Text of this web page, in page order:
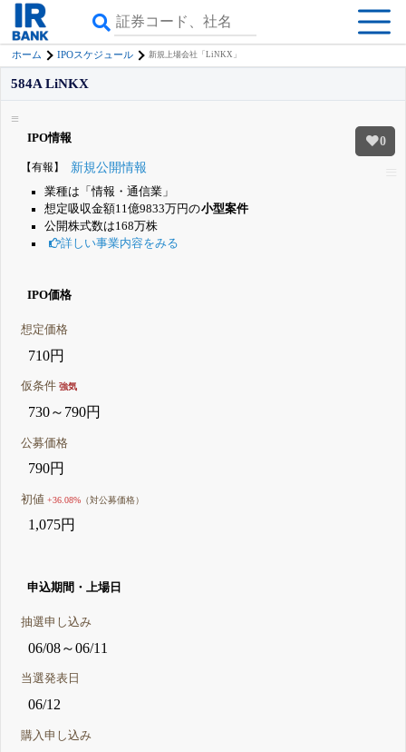
ホーム IPOスケジュール 新規上場会社「LiNKX」
0
584A LiNKX
IPO情報
【有報】 新規公開情報
業種は「情報・通信業」
想定吸収金額11億9833万円の小型案件
公開株式数は168万株
詳しい事業内容をみる
IPO価格
想定価格
710円
仮条件強気
730～790円
公募価格
790円
初値+36.08% （対公募価格）
1,075円
申込期間・上場日
抽選申し込み
06/08～06/11
当選発表日
06/12
購入申し込み